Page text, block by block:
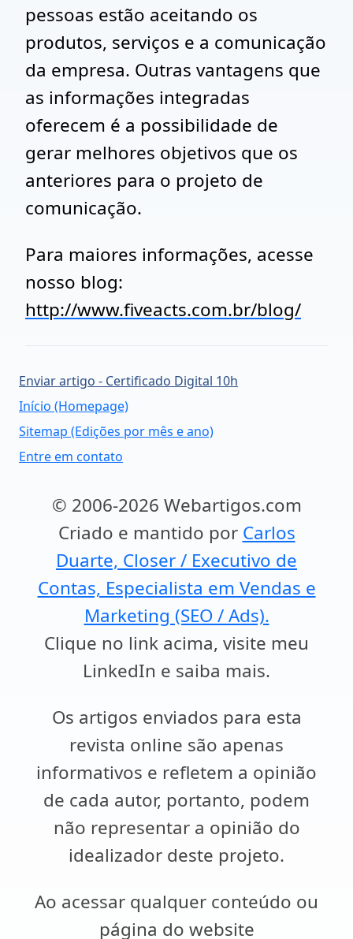
pessoas estão aceitando os
produtos, serviços e a comunicação
da empresa. Outras vantagens que
as informações integradas
oferecem é a possibilidade de
gerar melhores objetivos que os
anteriores para o projeto de
comunicação.
Para maiores informações, acesse
nosso blog:
http://www.fiveacts.com.br/blog/
Enviar artigo - Certificado Digital 10h
Início (Homepage)
Sitemap (Edições por mês e ano)
Entre em contato
© 2006-2026 Webartigos.com
Criado e mantido por Carlos
Duarte, Closer / Executivo de
Contas, Especialista em Vendas e
Marketing (SEO / Ads).
Clique no link acima, visite meu
LinkedIn e saiba mais.
Os artigos enviados para esta
revista online são apenas
informativos e refletem a opinião
de cada autor, portanto, podem
não representar a opinião do
idealizador deste projeto.
Ao acessar qualquer conteúdo ou
página do website